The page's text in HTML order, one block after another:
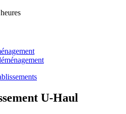
U-Haul